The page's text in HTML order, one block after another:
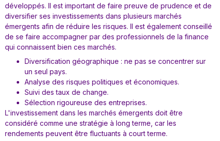
développés. Il est important de faire preuve de prudence et de
diversifier ses investissements dans plusieurs marchés
émergents afin de réduire les risques. Il est également conseillé
de se faire accompagner par des professionnels de la finance
qui connaissent bien ces marchés.
Diversification géographique : ne pas se concentrer sur
un seul pays.
Analyse des risques politiques et économiques.
Suivi des taux de change.
Sélection rigoureuse des entreprises.
L'investissement dans les marchés émergents doit être
considéré comme une stratégie à long terme, car les
rendements peuvent être fluctuants à court terme.